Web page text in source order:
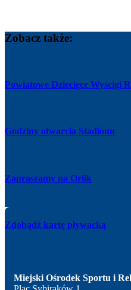
Zobacz także:
Powiatowe Dziecięce Wyścigi
Godziny otwarcia Stadionu
Zapraszamy na Orlik
Zdobądź kartę pływacką
Miejski Ośrodek Sportu i